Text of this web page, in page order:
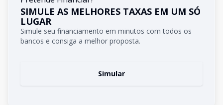
SIMULE AS MELHORES TAXAS EM UM SÓ
LUGAR
Simule seu financiamento em minutos com todos os
bancos e consiga a melhor proposta.
Simular